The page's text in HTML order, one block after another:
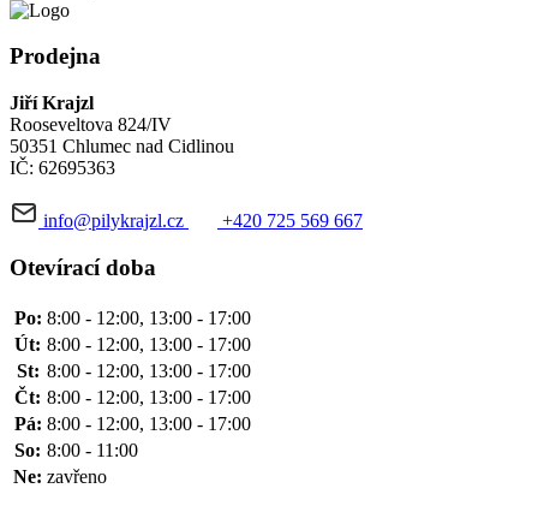
Prodejna
Jiří Krajzl
Rooseveltova 824/IV
50351 Chlumec nad Cidlinou
IČ: 62695363
info@pilykrajzl.cz +420 725 569 667
Otevírací doba
Po: 8:00 - 12:00, 13:00 - 17:00
Út: 8:00 - 12:00, 13:00 - 17:00
St: 8:00 - 12:00, 13:00 - 17:00
Čt: 8:00 - 12:00, 13:00 - 17:00
Pá: 8:00 - 12:00, 13:00 - 17:00
So: 8:00 - 11:00
Ne: zavřeno